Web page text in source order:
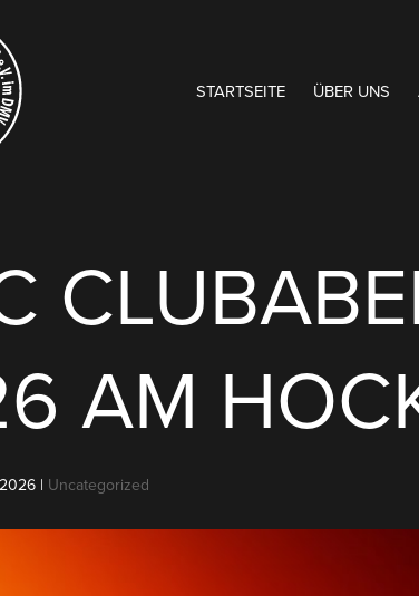
START­SEITE ÜBER UNS
AM
| Uncategorized